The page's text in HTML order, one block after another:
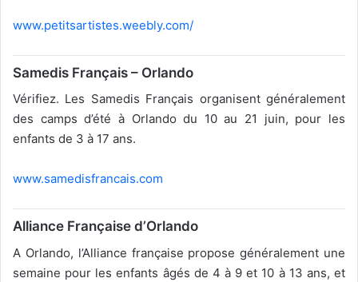
www.petitsartistes.weebly.com/
Samedis Français – Orlando
Vérifiez. Les Samedis Français organisent généralement
des camps d’été à Orlando du 10 au 21 juin, pour les
enfants de 3 à 17 ans.
www.samedisfrancais.com
Alliance Française d’Orlando
A Orlando, l’Alliance française propose généralement une
semaine pour les enfants âgés de 4 à 9 et 10 à 13 ans, et